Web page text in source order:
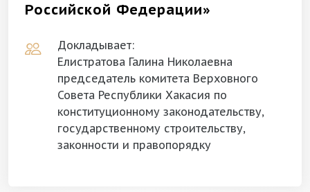
Российской Федерации»
Докладывает:
Елистратова Галина Николаевна
председатель комитета Верховного
Совета Республики Хакасия по
конституционному законодательству,
государственному строительству,
законности и правопорядку